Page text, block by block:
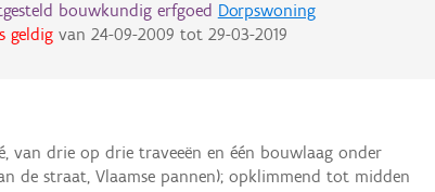
bouwkundig erfgoed Dorpswoning
geldigvan 24-09-2009 tot 29-03-2019
van drie op drie traveeën en één bouwlaag onder
de straat, Vlaamse pannen); opklimmend tot midden